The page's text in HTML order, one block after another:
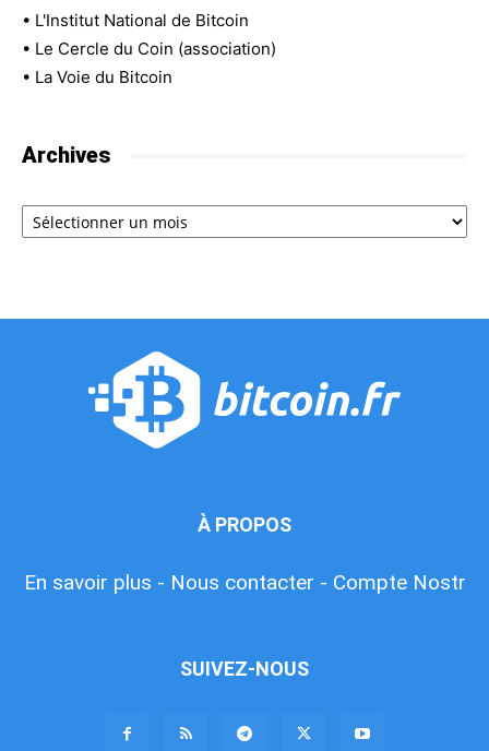
• L'Institut National de Bitcoin
• Le Cercle du Coin (association)
• La Voie du Bitcoin
Archives
Archives
À PROPOS
En savoir plus - Nous contacter - Compte Nostr
SUIVEZ-NOUS